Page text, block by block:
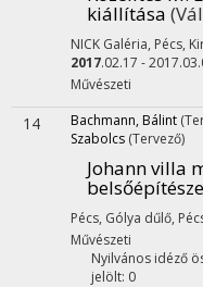
kiállítása
NICK Galéria, Pécs,
2017.02.17 -
Művészeti
14 Bachmann, Bálint
Szabolcs (Tervező)
Johann villa
Pécs, Gólya dűlő,
Művészeti
Nyilvános idéző
jelölt: 0